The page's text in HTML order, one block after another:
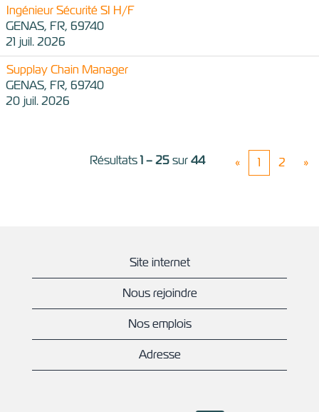
Ingénieur Sécurité SI H/F
GENAS, FR, 69740
21 juil. 2026
Supplay Chain Manager
GENAS, FR, 69740
20 juil. 2026
Résultats1 – 25sur44 « 1 2 »
Site internet
Nous rejoindre
Nos emplois
Adresse